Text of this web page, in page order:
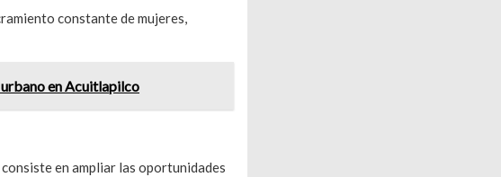
constante de mujeres,
en Acuitlapilco
en ampliar las oportunidades